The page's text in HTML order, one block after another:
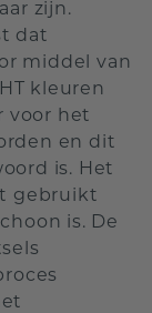
zijn.
dat
middel van
kleuren
voor het
en dit
is. Het
gebruikt
is. De